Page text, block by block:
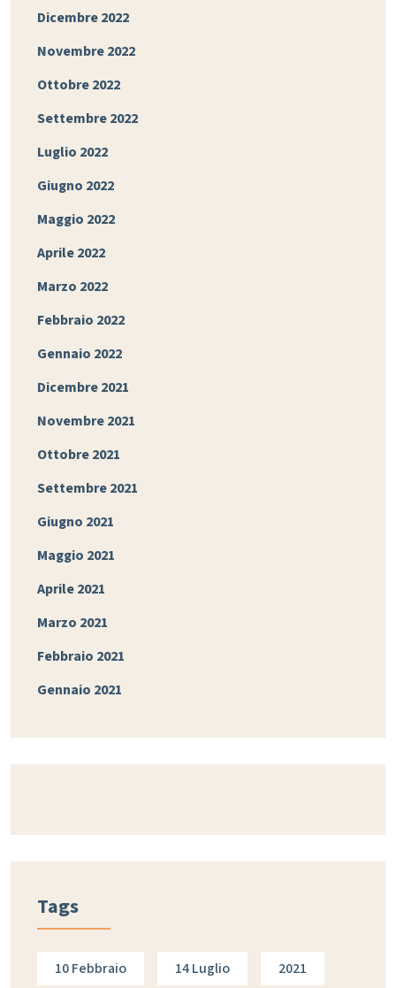
Dicembre 2022
Novembre 2022
Ottobre 2022
Settembre 2022
Luglio 2022
Giugno 2022
Maggio 2022
Aprile 2022
Marzo 2022
Febbraio 2022
Gennaio 2022
Dicembre 2021
Novembre 2021
Ottobre 2021
Settembre 2021
Giugno 2021
Maggio 2021
Aprile 2021
Marzo 2021
Febbraio 2021
Gennaio 2021
Tags
10 Febbraio 14 Luglio 2021